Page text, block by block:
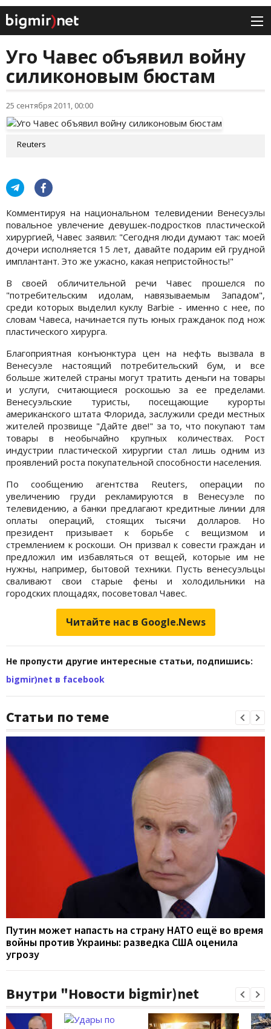
Уго Чавес объявил войну
силиконовым бюстам
25 сентября 2011, 00:00
Reuters
Комментируя на национальном телевидении Венесуэлы
повальное увлечение девушек-подростков пластической
хирургией, Чавес заявил: "Сегодня люди думают так: моей
дочери исполняется 15 лет, давайте подарим ей грудной
имплантант. Это же ужасно, какая непристойность!"
В своей обличительной речи Чавес прошелся по
"потребительским идолам, навязываемым Западом",
среди которых выделил куклу Barbie - именно с нее, по
словам Чавеса, начинается путь юных гражданок под нож
пластического хирурга.
Благоприятная конъюнктура цен на нефть вызвала в
Венесуэле настоящий потребительский бум, и все
больше жителей страны могут тратить деньги на товары
и услуги, считающиеся роскошью за ее пределами.
Венесуэльские туристы, посещающие курорты
американского штата Флорида, заслужили среди местных
жителей прозвище "Дайте две!" за то, что покупают там
товары в необычайно крупных количествах. Рост
индустрии пластической хирургии стал лишь одним из
проявлений роста покупательной способности населения.
По сообщению агентства Reuters, операции по
увеличению груди рекламируются в Венесуэле по
телевидению, а банки предлагают кредитные линии для
оплаты операций, стоящих тысячи долларов. Но
президент призывает к борьбе с вещизмом и
стремлением к роскоши. Он призвал к совести граждан и
предложил им избавляться от вещей, которые им не
нужны, например, бытовой техники. Пусть венесуэльцы
сваливают свои старые фены и холодильники на
городских площадях, посоветовал Чавес.
Читайте нас в Google.News
Не пропусти другие интересные статьи, подпишись:
bigmir)net в facebook
Статьи по теме
Путин может напасть на страну НАТО ещё во время
войны против Украины: разведка США оценила
угрозу
Внутри "Новости bigmir)net